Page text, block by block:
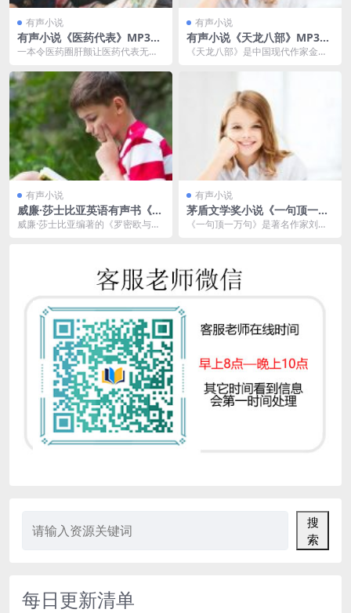
有声小说
有声小说《医药代表》MP3免
费打包 艾宝良播音 33回全
一本令医药圈肝颤让医药代表无处
费、处方费、统方费…...
有声小说
有声小说《天龙八部》MP3免
费打包 256集全
《天龙八部》是中国现代作家金庸
有声小说
威廉·莎士比亚英语有声书《罗
密欧与朱丽叶》MP3免费打包
威廉·莎士比亚编著的《罗密欧与朱
有声小说
茅盾文学奖小说《一句顶一万
句》MP3打包 刘震云 112集完
《一句顶一万句》是著名作家刘震
搜
索
每日更新清单